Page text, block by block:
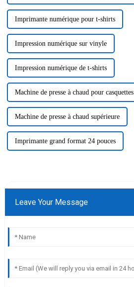
Imprimante numérique pour t-shirts
Impression numérique sur vinyle
Impression numérique de t-shirts
Machine de presse à chaud pour casquettes
Machine de presse à chaud supérieure
Imprimante grand format 24 pouces
Leave Your Message